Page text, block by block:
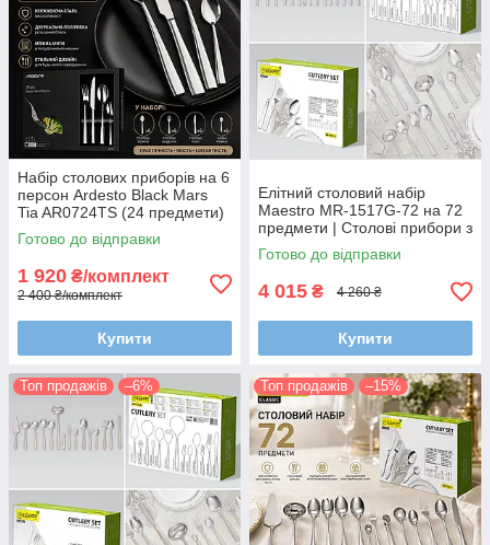
Набір столових приборів на 6
персон Ardesto Black Mars
Tia AR0724TS (24 предмети)
| Дзеркальне полірування та
нержавіюча сталь
Готово до відправки
1 920 ₴/комплект
2 400 ₴/комплект
Купити
Елітний столовий набір
Maestro MR-1517G-72 на 72
предмети | Столові прибори з
позолотою та візерунком |
Набір для 12 персон
Готово до відправки
4 015 ₴ 4 260 ₴
Купити
Топ продажів –6% Топ продажів –15%